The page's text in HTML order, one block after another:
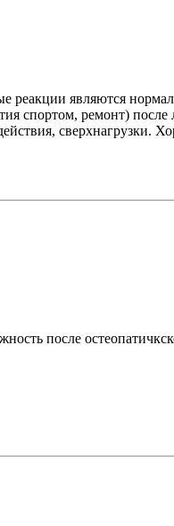
реакции являются
спортом, ремонт)
сверхнагрузки.
после